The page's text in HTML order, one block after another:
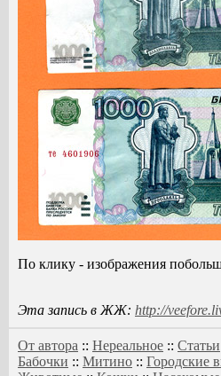
По клику - изображения
Эта запись в ЖЖ: http://
От автора :: Нереальное :: Статьи
Бабочки :: Митино :: Городские